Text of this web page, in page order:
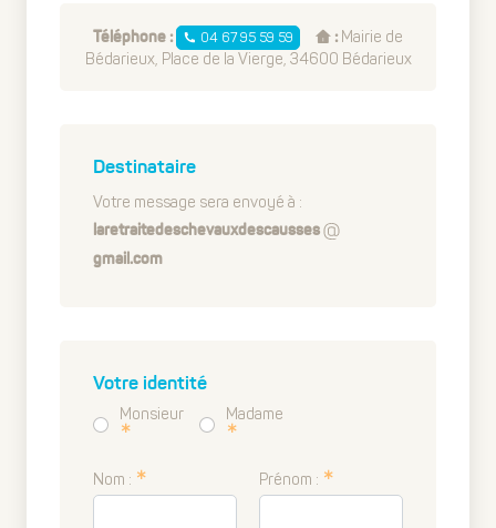
Téléphone : 04 67 95 59 59 : Mairie de
Bédarieux, Place de la Vierge, 34600 Bédarieux
Destinataire
Votre message sera envoyé à :
laretraitedeschevauxdescausses
gmail.com
Votre identité
Monsieur
Madame
Nom : Prénom :